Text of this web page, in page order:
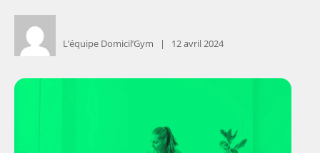
L’équipe Domicil’Gym ‎ ‎ ‎| ‎ ‎ ‎ ‎12 avril 2024